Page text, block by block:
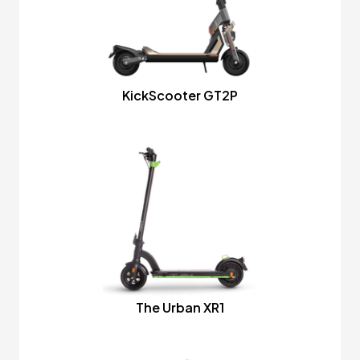
KickScooter GT2P
The Urban XR1